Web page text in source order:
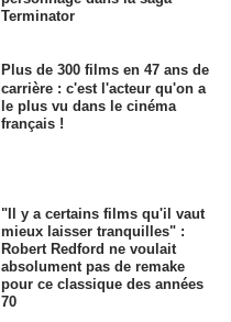
Terminator
Plus de 300 films en 47 ans de
carrière : c'est l'acteur qu'on a
le plus vu dans le cinéma
français !
"Il y a certains films qu'il vaut
mieux laisser tranquilles" :
Robert Redford ne voulait
absolument pas de remake
pour ce classique des années
70